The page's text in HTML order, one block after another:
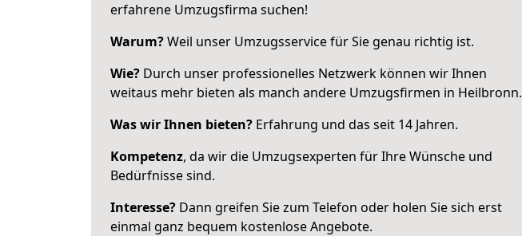
erfahrene Umzugsfirma suchen!
Warum?Weil unser Umzugsservice für Sie genau richtig ist.
Wie? Durch unser professionelles Netzwerk können wir Ihnen
weitaus mehr bieten als manch andere Umzugsfirmen in Heilbronn.
Was wir Ihnen bieten? Erfahrung und das seit 14 Jahren.
Kompetenz, da wir die Umzugsexperten für Ihre Wünsche und
Bedürfnisse sind.
Interesse? Dann greifen Sie zum Telefon oder holen Sie sich erst
einmal ganz bequem kostenlose Angebote.